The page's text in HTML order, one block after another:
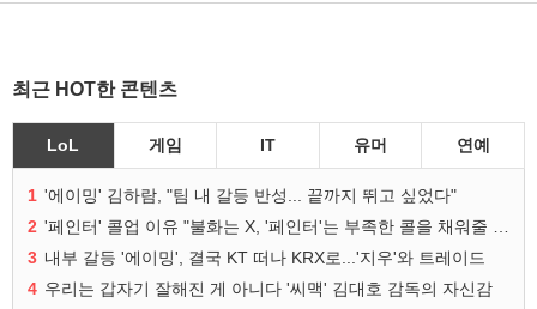
최근 HOT한 콘텐츠
LoL 게임 IT 유머 연예
1 '에이밍' 김하람, "팀 내 갈등 반성... 끝까지 뛰고 싶었다"
2
'페인터' 콜업 이유 "불화는 X, '페인터'는 부족한 콜을 채워줄 선수"
3 내부 갈등 '에이밍', 결국 KT 떠나 KRX로...'지우'와 트레이드
4 우리는 갑자기 잘해진 게 아니다 '씨맥' 김대호 감독의 자신감